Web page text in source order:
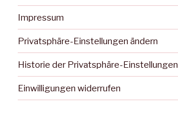
Impressum
Privatsphäre-Einstellungen ändern
Historie der Privatsphäre-Einstellungen
Einwilligungen widerrufen